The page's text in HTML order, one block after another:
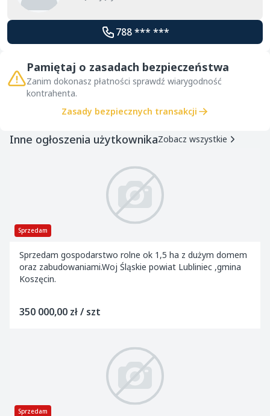
788 *** ***
Pamiętaj o zasadach bezpieczeństwa
Zanim dokonasz płatności sprawdź wiarygodność
kontrahenta.
Zasady bezpiecznych transakcji
Inne ogłoszenia użytkownikaZobacz wszystkie
Sprzedam
Sprzedam gospodarstwo rolne ok 1,5 ha z dużym domem
oraz zabudowaniami.Woj Śląskie powiat Lubliniec ,gmina
Koszęcin.
350 000,00 zł / szt
Sprzedam